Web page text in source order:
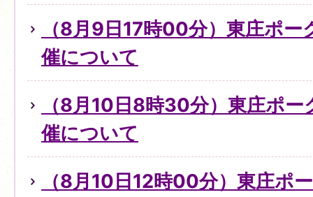
（8月9日17時00分）東庄ポ
催について
（8月10日8時30分）東庄ポ
催について
（8月10日12時00分）東庄ポ